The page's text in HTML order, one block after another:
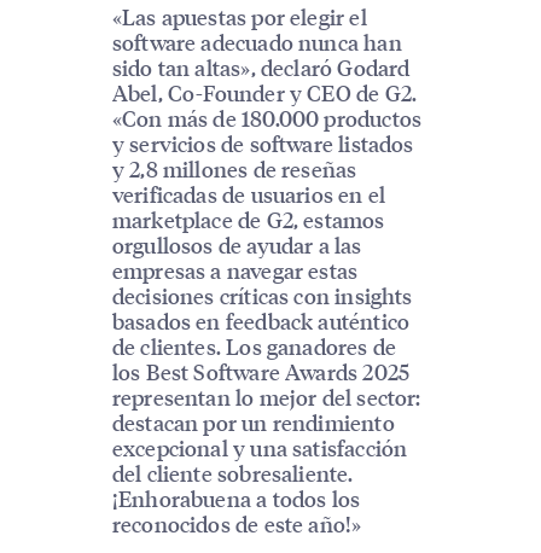
«Las apuestas por elegir el
software adecuado nunca han
sido tan altas», declaró Godard
Abel, Co-Founder y CEO de G2.
«Con más de 180.000 productos
y servicios de software listados
y 2,8 millones de reseñas
verificadas de usuarios en el
marketplace de G2, estamos
orgullosos de ayudar a las
empresas a navegar estas
decisiones críticas con insights
basados en feedback auténtico
de clientes. Los ganadores de
los Best Software Awards 2025
representan lo mejor del sector:
destacan por un rendimiento
excepcional y una satisfacción
del cliente sobresaliente.
¡Enhorabuena a todos los
reconocidos de este año!»